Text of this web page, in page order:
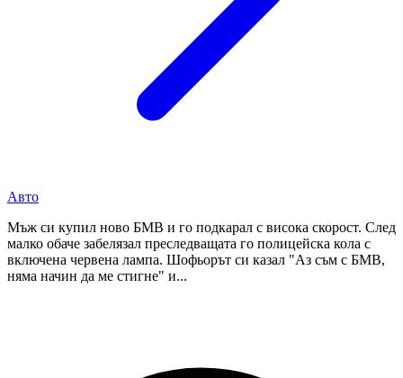
Авто
Мъж си купил ново БМВ и го подкарал с висока скорост. След
малко обаче забелязал преследващата го полицейска кола с
включена червена лампа. Шофьорът си казал "Аз съм с БМВ,
няма начин да ме стигне" и...